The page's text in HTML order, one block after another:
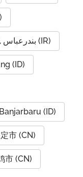
Bandar Abbas, بندرعباس (IR)
(ID)
Banjarbaru (ID)
市 (CN)
市 (CN)